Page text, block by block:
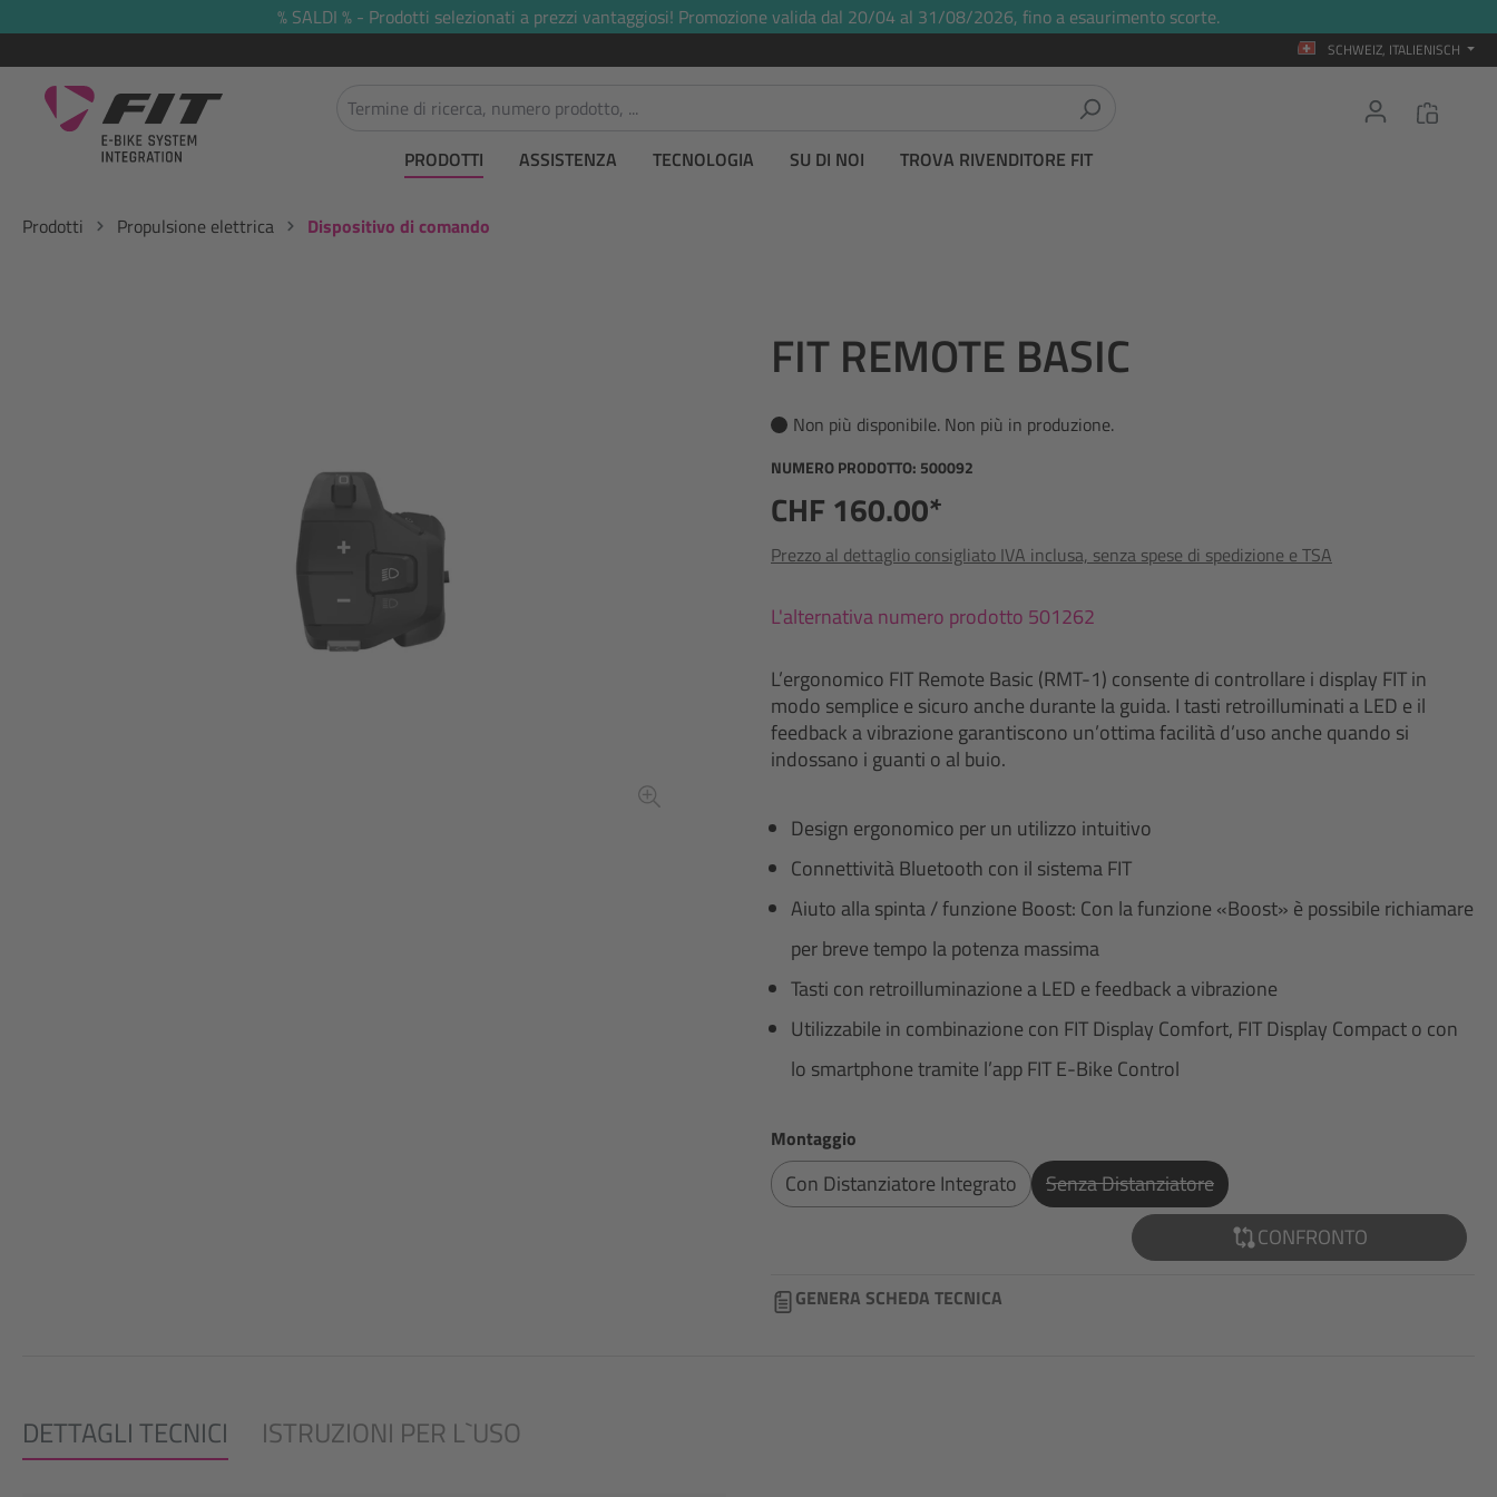
Passa alla navigazione principale% SALDI % - Prodotti selezionati a prezzi vantaggiosi! Promozione valida dal 20/04 al 31/08/2026, fino a esaurimento scorte.
SCHWEIZ, ITALIENISCH
PRODOTTI ASSISTENZA TECNOLOGIA SU DI NOI TROVA RIVENDITORE FIT
Prodotti Propulsione elettrica Dispositivo di comando
FIT REMOTE BASIC
Non più disponibile. Non più in produzione.
NUMERO PRODOTTO: 500092
CHF 160.00*
Prezzo al dettaglio consigliato IVA inclusa, senza spese di spedizione e TSA
L'alternativa numero prodotto 501262
L’ergonomico FIT Remote Basic (RMT-1) consente di controllare i display FIT in
modo semplice e sicuro anche durante la guida. I tasti retroilluminati a LED e il
feedback a vibrazione garantiscono un’ottima facilità d’uso anche quando si
indossano i guanti o al buio.
Design ergonomico per un utilizzo intuitivo
Connettività Bluetooth con il sistema FIT
Aiuto alla spinta / funzione Boost: Con la funzione «Boost» è possibile richiamare
per breve tempo la potenza massima
Tasti con retroilluminazione a LED e feedback a vibrazione
Utilizzabile in combinazione con FIT Display Comfort, FIT Display Compact o con
lo smartphone tramite l’app FIT E-Bike Control
Seleziona
Montaggio
Con Distanziatore Integrato Senza Distanziatore(Questa Opzione Non È Al Momento Disponibile.)
CONFRONTO
GENERA SCHEDA TECNICA
DETTAGLI TECNICI ISTRUZIONI PER L`USO